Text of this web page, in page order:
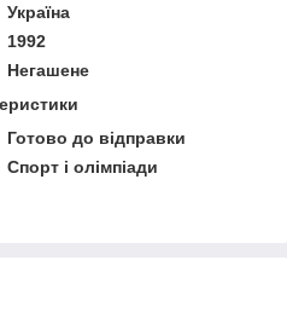
Україна
1992
Негашене
Готово до відправки
Спорт і олімпіади